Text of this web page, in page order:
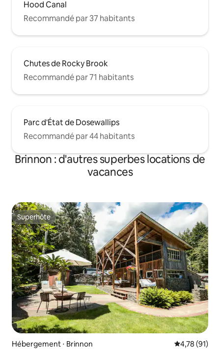
Hood Canal
Recommandé par 37 habitants
Chutes de Rocky Brook
Recommandé par 71 habitants
Parc d'État de Dosewallips
Recommandé par 44 habitants
Brinnon : d'autres superbes locations de
vacances
Superhôte
Superhôte
Hébergement ⋅ Brinnon Évaluation
4,78 (91)